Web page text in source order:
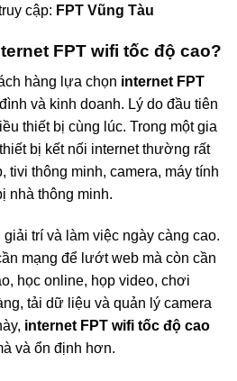
cập: FPT Vũng Tàu
FPT wifi tốc độ cao?
hàng lựa chọn internet FPT
và kinh doanh. Lý do đầu tiên
thiết bị cùng lúc. Trong một gia
bị kết nối internet thường rất
tivi thông minh, camera, máy tính
nhà thông minh.
trí và làm việc ngày càng cao.
mạng để lướt web mà còn cần
học online, họp video, chơi
tải dữ liệu và quản lý camera
internet FPT wifi tốc độ cao
và ổn định hơn.